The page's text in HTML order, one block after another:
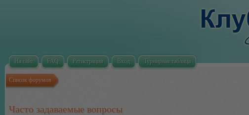
На сайт FAQ Регистрация Вход Турнирная таблица
Список форумов
Часто задаваемые вопросы